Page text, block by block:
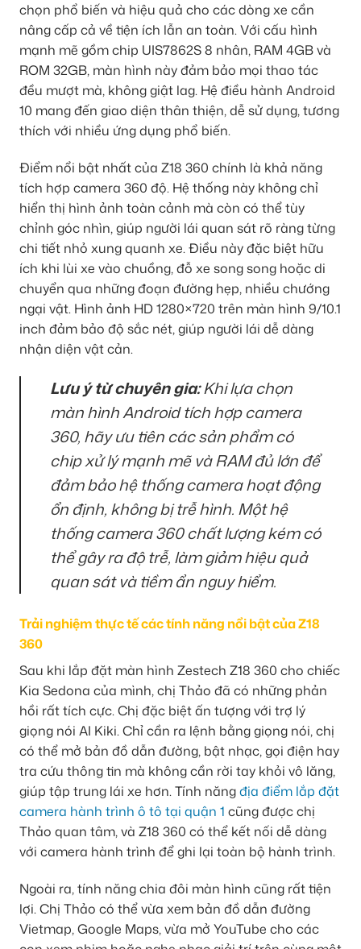
chọn phổ biến và hiệu quả cho các dòng xe cần
nâng cấp cả về tiện ích lẫn an toàn. Với cấu hình
mạnh mẽ gồm chip UIS7862S 8 nhân, RAM 4GB và
ROM 32GB, màn hình này đảm bảo mọi thao tác
đều mượt mà, không giật lag. Hệ điều hành Android
10 mang đến giao diện thân thiện, dễ sử dụng, tương
thích với nhiều ứng dụng phổ biến.
Điểm nổi bật nhất của Z18 360 chính là khả năng
tích hợp camera 360 độ. Hệ thống này không chỉ
hiển thị hình ảnh toàn cảnh mà còn có thể tùy
chỉnh góc nhìn, giúp người lái quan sát rõ ràng từng
chi tiết nhỏ xung quanh xe. Điều này đặc biệt hữu
ích khi lùi xe vào chuồng, đỗ xe song song hoặc di
chuyển qua những đoạn đường hẹp, nhiều chướng
ngại vật. Hình ảnh HD 1280×720 trên màn hình 9/10.1
inch đảm bảo độ sắc nét, giúp người lái dễ dàng
nhận diện vật cản.
Lưu ý từ chuyên gia:Khi lựa chọn
màn hình Android tích hợp camera
360, hãy ưu tiên các sản phẩm có
chip xử lý mạnh mẽ và RAM đủ lớn để
đảm bảo hệ thống camera hoạt động
ổn định, không bị trễ hình. Một hệ
thống camera 360 chất lượng kém có
thể gây ra độ trễ, làm giảm hiệu quả
quan sát và tiềm ẩn nguy hiểm.
Trải nghiệm thực tế các tính năng nổi bật của Z18
360
Sau khi lắp đặt màn hình Zestech Z18 360 cho chiếc
Kia Sedona của mình, chị Thảo đã có những phản
hồi rất tích cực. Chị đặc biệt ấn tượng với trợ lý
giọng nói AI Kiki. Chỉ cần ra lệnh bằng giọng nói, chị
có thể mở bản đồ dẫn đường, bật nhạc, gọi điện hay
tra cứu thông tin mà không cần rời tay khỏi vô lăng,
giúp tập trung lái xe hơn. Tính năngđịa điểm lắp đặt
camera hành trình ô tô tại quận 1 cũng được chị
Thảo quan tâm, và Z18 360 có thể kết nối dễ dàng
với camera hành trình để ghi lại toàn bộ hành trình.
Ngoài ra, tính năng chia đôi màn hình cũng rất tiện
lợi. Chị Thảo có thể vừa xem bản đồ dẫn đường
Vietmap, Google Maps, vừa mở YouTube cho các